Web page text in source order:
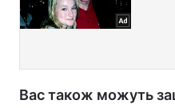
Вас також можуть